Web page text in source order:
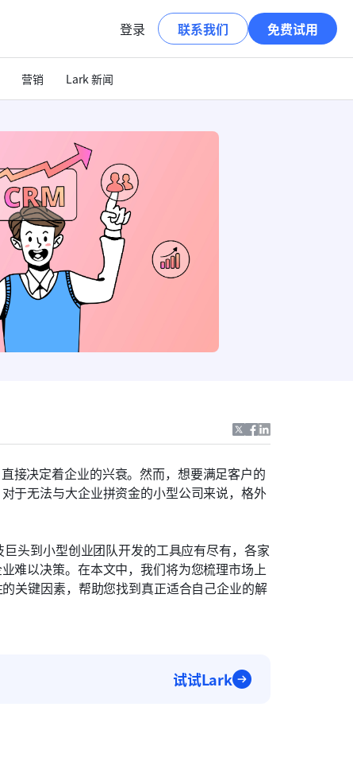
登录 联系我们 免费试用
营销 Lark 新闻
接决定着企业的兴衰。然而，想要满足客户的
于无法与大企业拼资金的小型公司来说，格外
头到小型创业团队开发的工具应有尽有，各家
难以决策。在本文中，我们将为您梳理市场上
关键因素，帮助您找到真正适合自己企业的解
试试Lark